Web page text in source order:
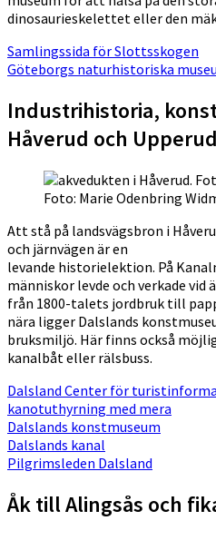
dinosaurieskelettet eller den
Samlingssida för Slottsskogen
Göteborgs naturhistoriska
Industrihistoria,
Håverud och Upperud
Foto: Marie Odenbring
Att stå på landsvägsbron i
och järnvägen är en
levande historielektion. På
människor levde och verkade vid
från 1800-talets jordbruk till
nära ligger Dalslands
bruksmiljö. Här finns också
kanalbåt eller rälsbuss.
Dalsland Center för
kanotuthyrning med mera
Dalslands konstmuseum
Dalslands kanal
Pilgrimsleden Dalsland
Åk till Alingsås och